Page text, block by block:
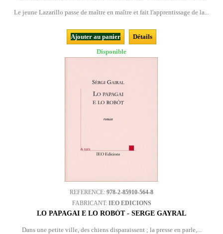
Le jeune Lazarillo passe de maître en maître et fait l'apprentissage de la...
Ajouter au panier
Détails
Disponible
REFERENCE: 978-2-85910-564-8
FABRICANT: IEO EDICIONS
LO PAPAGAI E LO ROBÒT - SERGE GAYRAL
Dans une petite ville, des chiens disparaissent ; la presse en parle,...